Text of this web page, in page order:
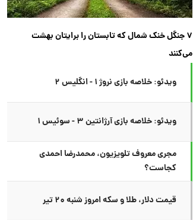
۷ جنگل خنک شمال که تابستان را برایتان بهشت
می‌کنند
ویدئو: خلاصه بازی نروژ ۱ - انگلیس ۲
ویدئو: خلاصه بازی آرژانتین ۳ - سوئیس ۱
مجری معروف تلویزیون، محمدرضا احمدی
کجاست؟
قیمت دلار، طلا و سکه امروز شنبه ۲۰ تیر